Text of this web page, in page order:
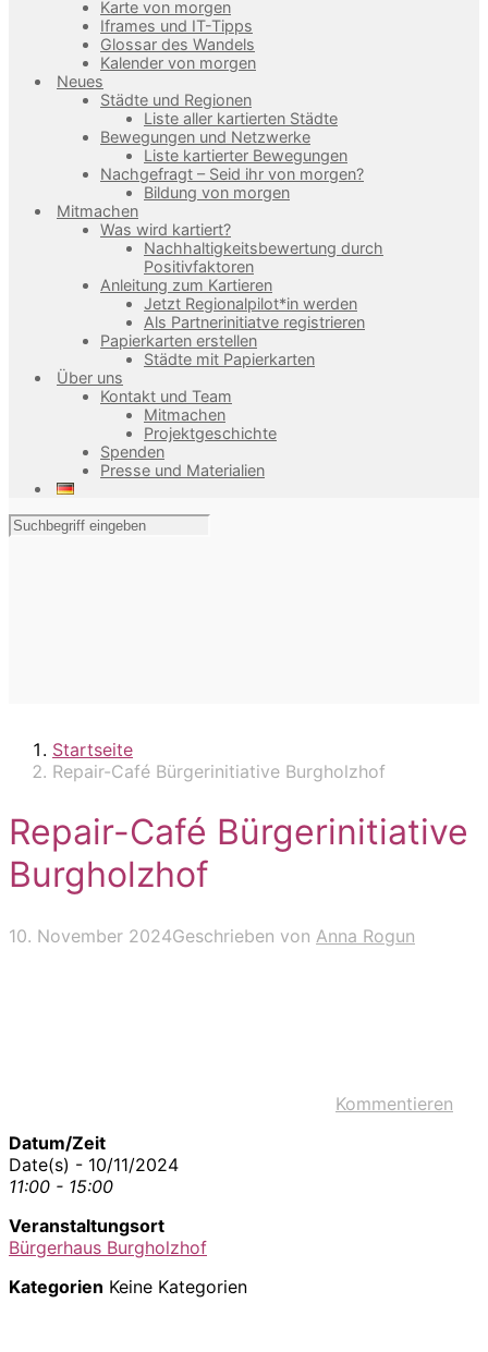
Karte von morgen
Iframes und IT-Tipps
Glossar des Wandels
Kalender von morgen
Neues
Städte und Regionen
Liste aller kartierten Städte
Bewegungen und Netzwerke
Liste kartierter Bewegungen
Nachgefragt – Seid ihr von morgen?
Bildung von morgen
Mitmachen
Was wird kartiert?
Nachhaltigkeitsbewertung durch
Positivfaktoren
Anleitung zum Kartieren
Jetzt Regionalpilot*in werden
Als Partnerinitiatve registrieren
Papierkarten erstellen
Städte mit Papierkarten
Über uns
Kontakt und Team
Mitmachen
Projektgeschichte
Spenden
Presse und Materialien
Startseite
Repair-Café Bürgerinitiative Burgholzhof
Repair-Café Bürgerinitiative
Burgholzhof
10. November 2024Geschrieben von Anna Rogun
Kommentieren
Datum/Zeit
Date(s) - 10/11/2024
11:00 - 15:00
Veranstaltungsort
Bürgerhaus Burgholzhof
Kategorien Keine Kategorien